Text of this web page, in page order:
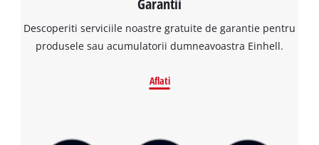
Descoperiti serviciile noastre gratuite de garantie pentru
produsele sau acumulatorii dumneavoastra Einhell.
Aflati